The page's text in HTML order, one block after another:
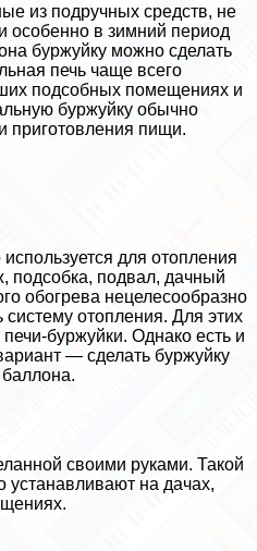
из подручных средств, не
особенно в зимний период
буржуйку можно сделать
печь чаще всего
подсобных помещениях и
буржуйку обычно
приготовления пищи.
для отопления
подсобка, подвал, дачный
обогрева нецелесообразно
систему отопления. Для этих
буржуйки. Однако есть и
— сделать буржуйку
своими руками. Такой
устанавливают на дачах,